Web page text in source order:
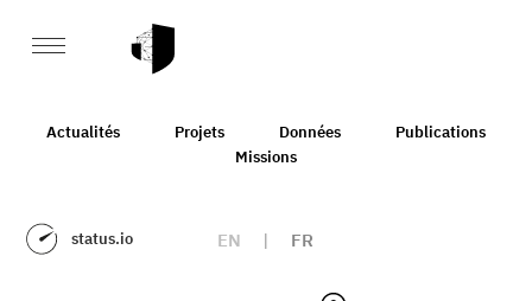
Actualités Projets Données
Publications
Missions
status.io EN | FR